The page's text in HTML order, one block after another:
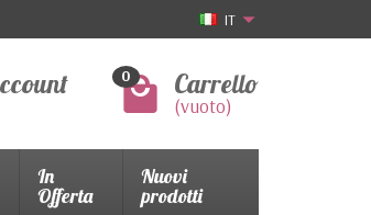
IT
0 Carrello
(vuoto)
In
Offerta
Nuovi
prodotti